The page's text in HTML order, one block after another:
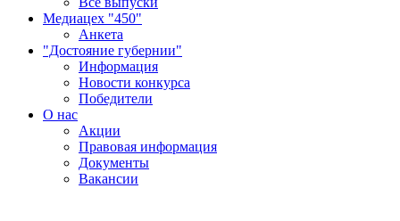
Медиацех "450"
Анкета
"Достояние губернии"
Информация
Новости конкурса
Победители
О нас
Акции
Правовая информация
Документы
Вакансии